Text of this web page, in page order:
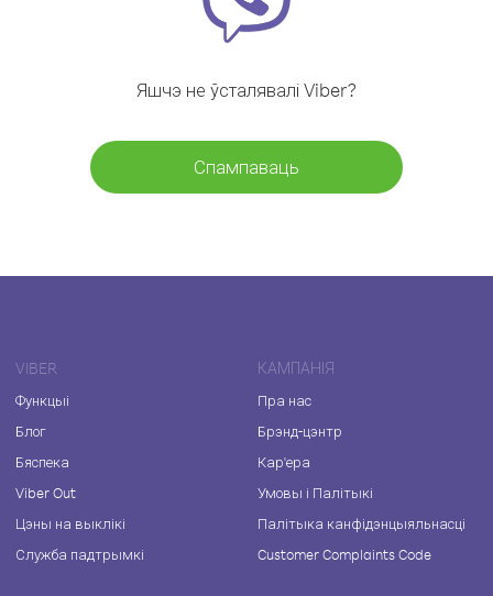
Яшчэ не ўсталявалі Viber?
Спампаваць
VIBER
Функцыі
Блог
Бяспека
Viber Out
Цэны на выклікі
Служба падтрымкі
КАМПАНІЯ
Пра нас
Брэнд-цэнтр
Кар'ера
Умовы і Палітыкі
Палітыка канфідэнцыяльнасці
Customer Complaints Code